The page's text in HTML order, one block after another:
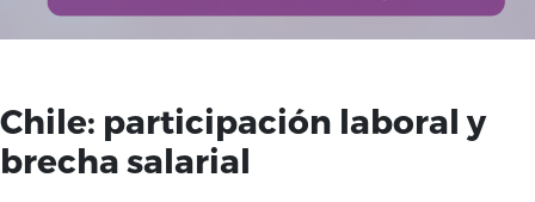
Chile: participación laboral y
brecha salarial